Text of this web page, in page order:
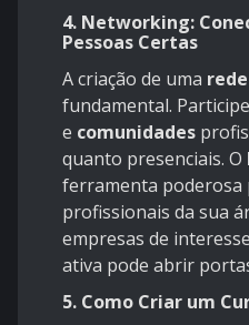
4. Networking:
Pessoas Certas
A criação de uma
fundamental.
e comunidades
quanto presenciais. O
ferramenta poderosa
profissionais da sua
empresas de
ativa pode abrir
5. Como Criar um